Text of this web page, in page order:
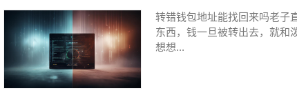
转错钱包地址能找回来吗老子
东西，钱一旦被转出去，就和
想想...